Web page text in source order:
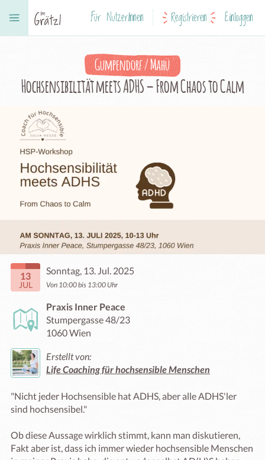
Für NutzerInnen Registrieren Einloggen
Gumpendorf / Mahü
Hochsensibilität meets ADHS – From Chaos to Calm
13
JUL
Sonntag, 13. Jul. 2025
Von 10:00 bis 13:00 Uhr
Praxis Inner Peace
Stumpergasse 48/23
1060 Wien
Erstellt von:
Life Coaching für hochsensible Menschen
"Nicht jeder Hochsensible hat ADHS, aber alle ADHS'ler
sind hochsensibel."
Ob diese Aussage wirklich stimmt, kann man diskutieren,
Fakt aber ist, dass ich immer wieder hochsensible Menschen